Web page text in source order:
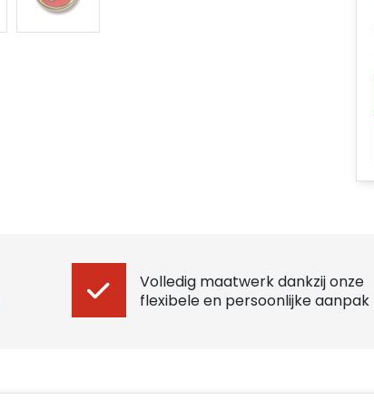
Volledig maatwerk dankzij onze
flexibele en persoonlijke aanpak